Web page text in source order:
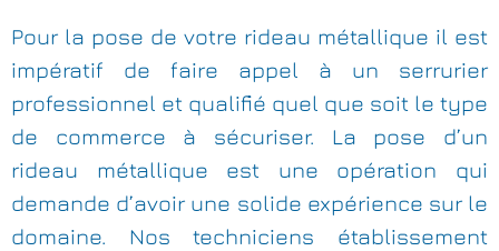
Pour la pose de votre rideau métallique il est
impératif de faire appel à un serrurier
professionnel et qualifié quel que soit le type
de commerce à sécuriser. La pose d’un
rideau métallique est une opération qui
demande d’avoir une solide expérience sur le
domaine. Nos techniciens établissement